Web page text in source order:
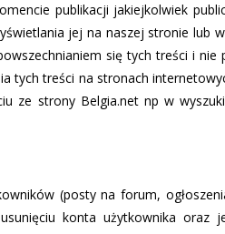
publikacji jakiejkolwiek
jej na naszej stronie lub
się tych treści i
tych treści na stronach
ze strony Belgia.net np w
(posty na forum,
konta użytkownika oraz